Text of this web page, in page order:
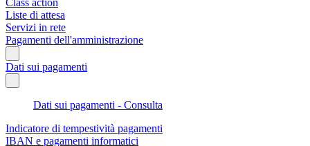
Liste di attesa
Servizi in rete
Pagamenti dell'amministrazione
Dati sui pagamenti
Dati sui pagamenti - Consulta
Indicatore di tempestività pagamenti
IBAN e pagamenti informatici